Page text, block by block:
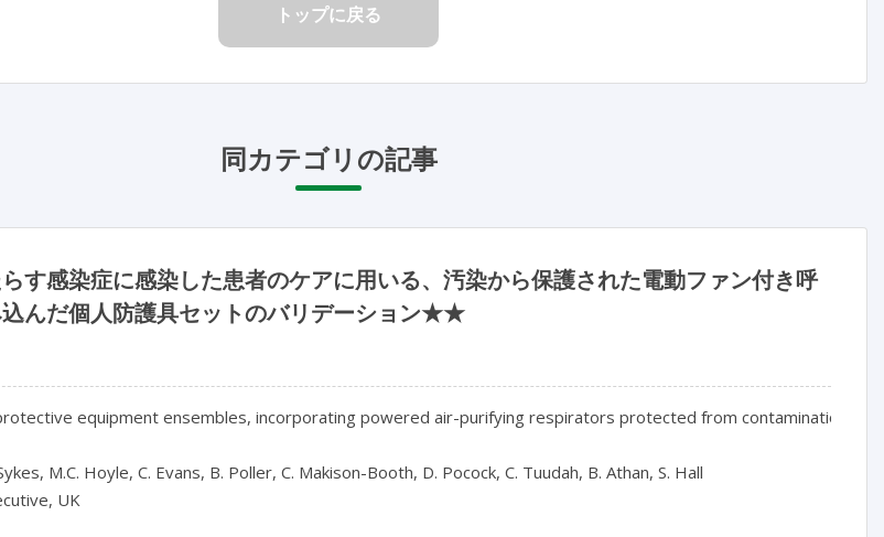
トップに戻る
同カテゴリの記事
す感染症に感染した患者のケアに用いる、汚染から保護された電動ファン付き呼
んだ個人防護具セットのバリデーション★★
equipment ensembles, incorporating powered air-purifying respirators protected from contamination,
M.C. Hoyle, C. Evans, B. Poller, C. Makison-Booth, D. Pocock, C. Tuudah, B. Athan, S. Hall
UK